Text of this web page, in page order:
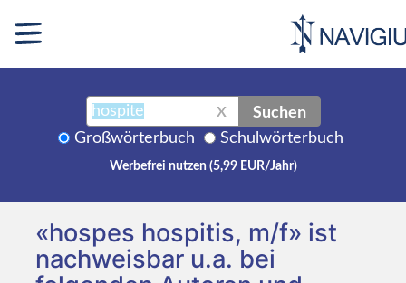
X Suchen
Großwörterbuch Schulwörterbuch
Werbefrei nutzen (5,99 EUR/Jahr)
«hospes hospitis, m/f» ist
nachweisbar u.a. bei